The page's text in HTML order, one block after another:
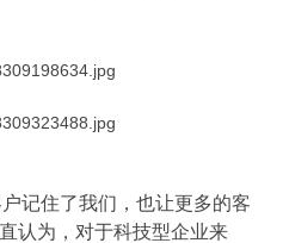
记住了我们，也让更多的客
认为，对于科技型企业来